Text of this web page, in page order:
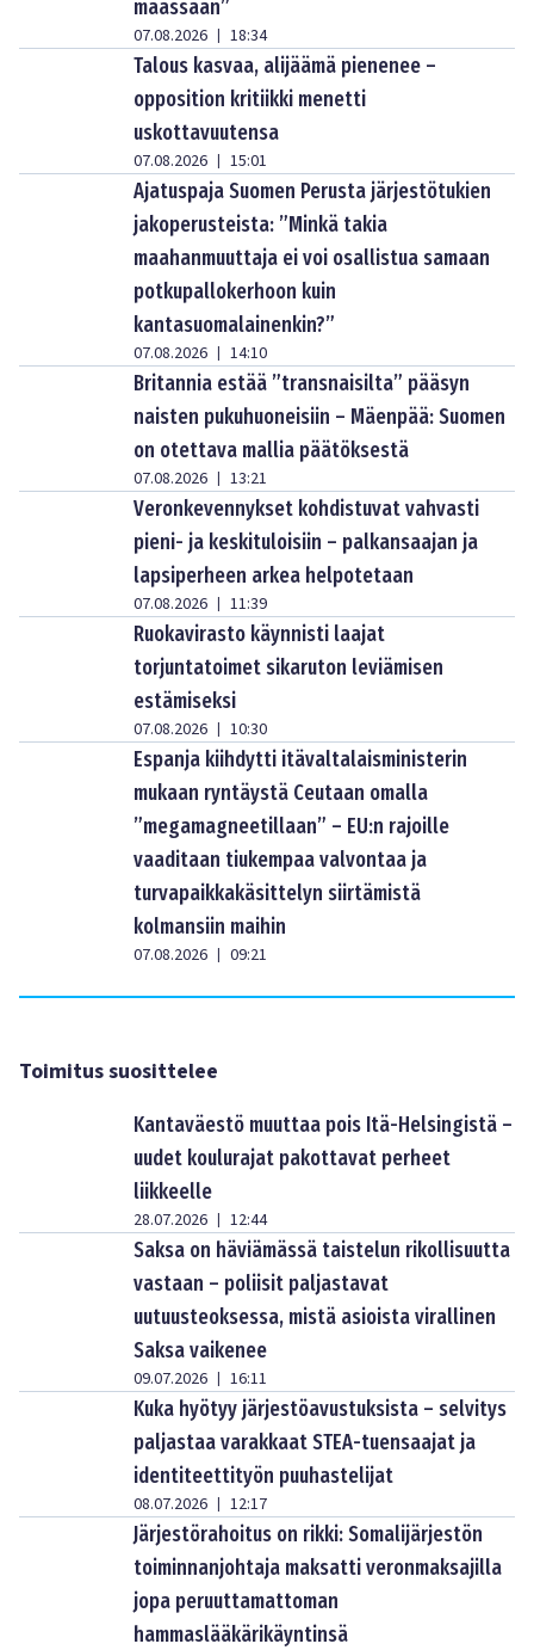
maassaan”
07.08.2026 | 18:34
Talous kasvaa, alijäämä pienenee –
opposition kritiikki menetti
uskottavuutensa
07.08.2026 | 15:01
Ajatuspaja Suomen Perusta järjestötukien
jakoperusteista: ”Minkä takia
maahanmuuttaja ei voi osallistua samaan
potkupallokerhoon kuin
kantasuomalainenkin?”
07.08.2026 | 14:10
Britannia estää ”transnaisilta” pääsyn
naisten pukuhuoneisiin – Mäenpää: Suomen
on otettava mallia päätöksestä
07.08.2026 | 13:21
Veronkevennykset kohdistuvat vahvasti
pieni- ja keskituloisiin – palkansaajan ja
lapsiperheen arkea helpotetaan
07.08.2026 | 11:39
Ruokavirasto käynnisti laajat
torjuntatoimet sikaruton leviämisen
estämiseksi
07.08.2026 | 10:30
Espanja kiihdytti itävaltalaisministerin
mukaan ryntäystä Ceutaan omalla
”megamagneetillaan” – EU:n rajoille
vaaditaan tiukempaa valvontaa ja
turvapaikkakäsittelyn siirtämistä
kolmansiin maihin
07.08.2026 | 09:21
Toimitus suosittelee
Kantaväestö muuttaa pois Itä-Helsingistä –
uudet koulurajat pakottavat perheet
liikkeelle
28.07.2026 | 12:44
Saksa on häviämässä taistelun rikollisuutta
vastaan – poliisit paljastavat
uutuusteoksessa, mistä asioista virallinen
Saksa vaikenee
09.07.2026 | 16:11
Kuka hyötyy järjestöavustuksista – selvitys
paljastaa varakkaat STEA-tuensaajat ja
identiteettityön puuhastelijat
08.07.2026 | 12:17
Järjestörahoitus on rikki: Somalijärjestön
toiminnanjohtaja maksatti veronmaksajilla
jopa peruuttamattoman
hammaslääkärikäyntinsä